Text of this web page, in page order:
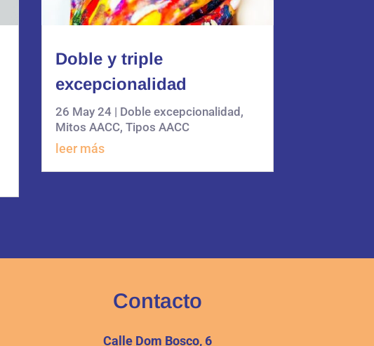
Doble y triple
excepcionalidad
26 May 24| Doble excepcionalidad ,
Mitos AACC, Tipos AACC
leer más
Contacto
Calle Dom Bosco, 6